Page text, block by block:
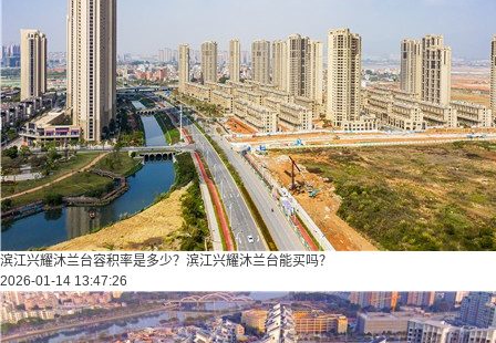
滨江兴耀沐兰台容积率是多少？滨江兴耀沐兰台能买吗？
2026-01-14 13:47:26